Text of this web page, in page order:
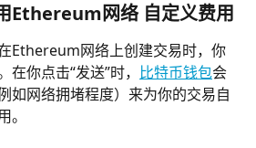
Ethereum网络 自定义费用
Ethereum网络上创建交易时，你
你点击“发送”时， 比特币钱包会
如网络拥堵程度）来为你的交易自
。